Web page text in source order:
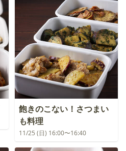
飽きのこない！さつまい
も料理
11/25 (日) 16:00〜16:40